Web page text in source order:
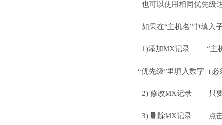
也可以使用相同优先
如果在“主机名”中填入
1)添加MX记录 “主机名
“优先级”里填入数字（
2) 修改MX记录 只要在
3) 删除MX记录 点击